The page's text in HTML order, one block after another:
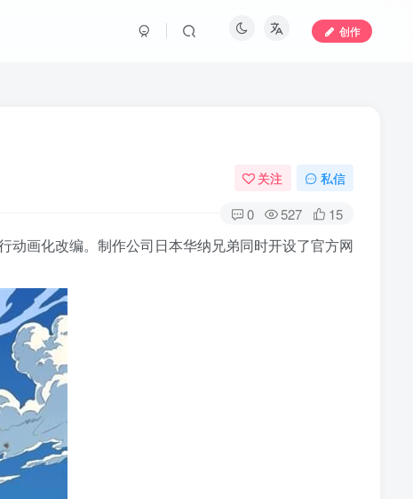
创作
关注 私信
0 527 15
动画化改编。制作公司日本华纳兄弟同时开设了官方网